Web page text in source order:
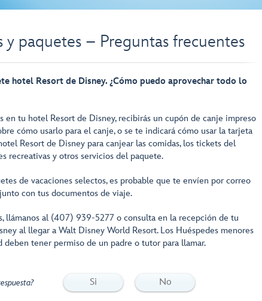
y paquetes – Preguntas frecuentes
hotel Resort de Disney. ¿Cómo puedo aprovechar todo lo
en tu hotel Resort de Disney, recibirás un cupón de canje impreso
cómo usarlo para el canje, o se te indicará cómo usar la tarjeta
Resort de Disney para canjear las comidas, los tickets del
recreativas y otros servicios del paquete.
de vacaciones selectos, es probable que te envíen por correo
con tus documentos de viaje.
llámanos al (407) 939-5277 o consulta en la recepción de tu
al llegar a Walt Disney World Resort. Los Huéspedes menores
deben tener permiso de un padre o tutor para llamar.
Si No